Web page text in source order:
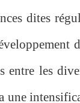
dites
entre les
une